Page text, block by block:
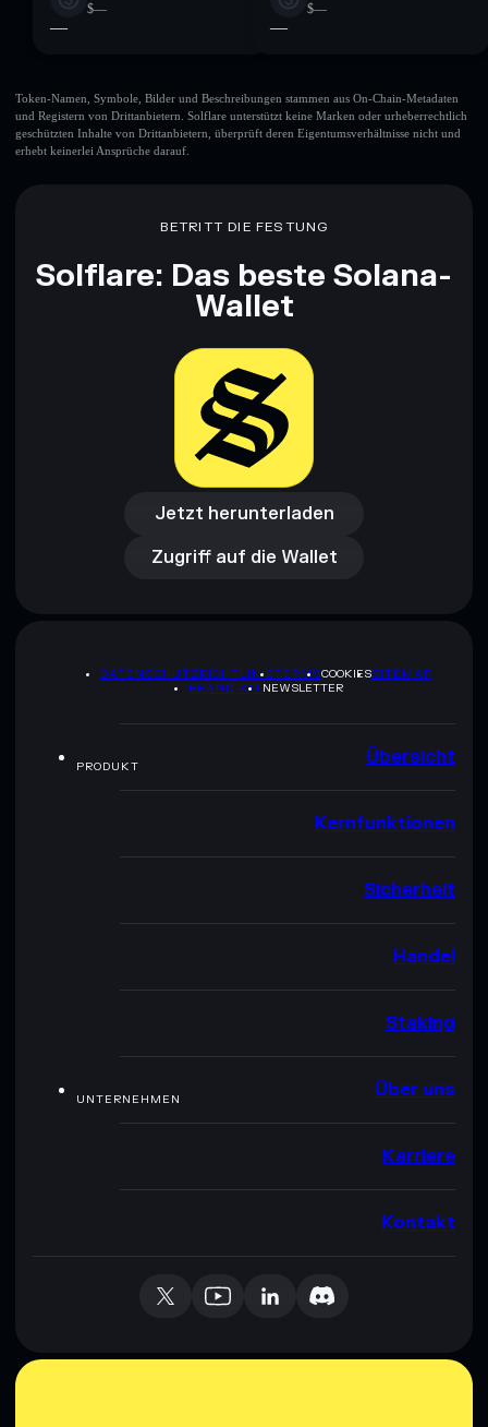
$—
—
$—
—
Token-Namen, Symbole, Bilder und Beschreibungen stammen aus On-Chain-Metadaten
und Registern von Drittanbietern. Solflare unterstützt keine Marken oder urheberrechtlich
geschützten Inhalte von Drittanbietern, überprüft deren Eigentumsverhältnisse nicht und
erhebt keinerlei Ansprüche darauf.
BETRITT DIE FESTUNG
Solflare: Das beste Solana-
Wallet
Jetzt herunterladen
Jetzt herunterladen
Zugriff auf die Wallet
Zugriff auf die Wallet
DATENSCHUTZRICHTLINIETERMSCOOKIESSITEMAP
BRAND-KITNEWSLETTER
PRODUKT Übersicht
Kernfunktionen
Sicherheit
Handel
Staking
UNTERNEHMEN Über uns
Karriere
Kontakt